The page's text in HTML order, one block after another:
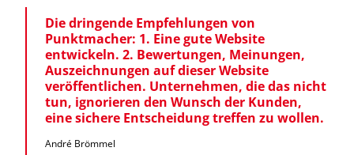
Die dringende Empfehlungen von
Punktmacher: 1. Eine gute Website
entwickeln. 2. Bewertungen, Meinungen,
Auszeichnungen auf dieser Website
veröffentlichen. Unternehmen, die das nicht
tun, ignorieren den Wunsch der Kunden,
eine sichere Entscheidung treffen zu wollen.
André Brömmel